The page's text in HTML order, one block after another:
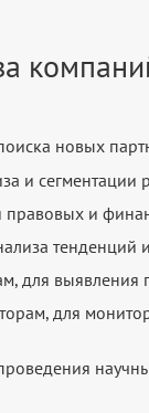
новых
и
и
для
для